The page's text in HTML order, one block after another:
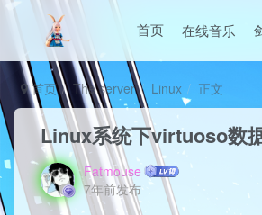
首页 在线音乐
首页 The server Linux 正文
Linux系统下virtuoso数
Fatmouse
7年前发布